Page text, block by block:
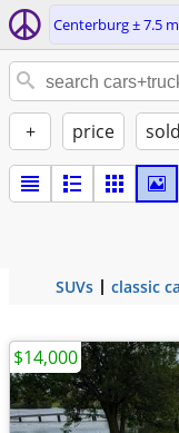
Centerburg ± 7.5
+ price
SUVs classic
$14,000